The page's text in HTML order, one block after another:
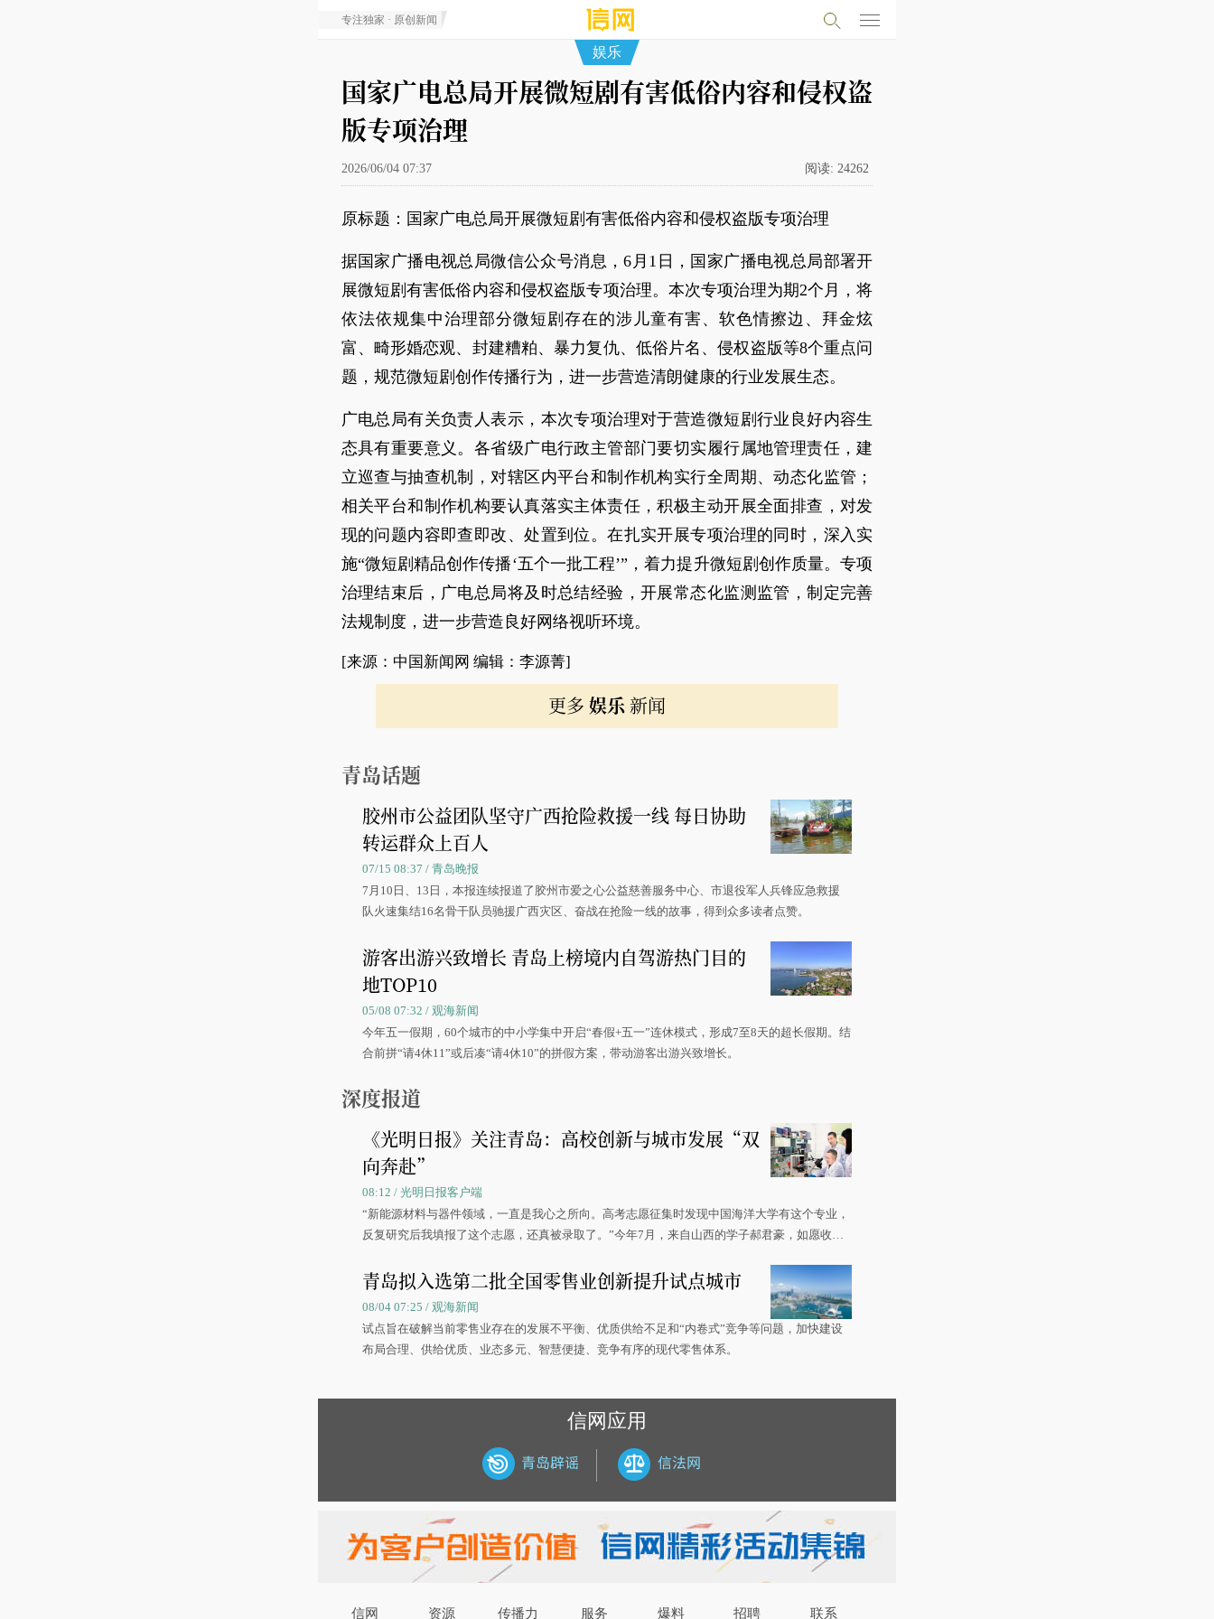
专注独家 · 原创新闻
娱乐
国家广电总局开展微短剧有害低俗内容和侵权盗
版专项治理
2026/06/04 07:37 阅读: 24262
原标题：国家广电总局开展微短剧有害低俗内容和侵权盗版专项治理
据国家广播电视总局微信公众号消息，6月1日，国家广播电视总局部署开
展微短剧有害低俗内容和侵权盗版专项治理。本次专项治理为期2个月，将
依法依规集中治理部分微短剧存在的涉儿童有害、软色情擦边、拜金炫
富、畸形婚恋观、封建糟粕、暴力复仇、低俗片名、侵权盗版等8个重点问
题，规范微短剧创作传播行为，进一步营造清朗健康的行业发展生态。
广电总局有关负责人表示，本次专项治理对于营造微短剧行业良好内容生
态具有重要意义。各省级广电行政主管部门要切实履行属地管理责任，建
立巡查与抽查机制，对辖区内平台和制作机构实行全周期、动态化监管；
相关平台和制作机构要认真落实主体责任，积极主动开展全面排查，对发
现的问题内容即查即改、处置到位。在扎实开展专项治理的同时，深入实
施“微短剧精品创作传播‘五个一批工程’”，着力提升微短剧创作质量。专项
治理结束后，广电总局将及时总结经验，开展常态化监测监管，制定完善
法规制度，进一步营造良好网络视听环境。
[来源：中国新闻网 编辑：李源菁]
更多 娱乐新闻
青岛话题
胶州市公益团队坚守广西抢险救援一线 每日协助
转运群众上百人
07/15 08:37 / 青岛晚报
7月10日、13日，本报连续报道了胶州市爱之心公益慈善服务中心、市退役军人兵锋应急救援
队火速集结16名骨干队员驰援广西灾区、奋战在抢险一线的故事，得到众多读者点赞。
游客出游兴致增长 青岛上榜境内自驾游热门目的
地TOP10
05/08 07:32 / 观海新闻
今年五一假期，60个城市的中小学集中开启“春假+五一”连休模式，形成7至8天的超长假期。结
合前拼“请4休11”或后凑“请4休10”的拼假方案，带动游客出游兴致增长。
深度报道
《光明日报》关注青岛：高校创新与城市发展“双
向奔赴”
08:12 / 光明日报客户端
“新能源材料与器件领域，一直是我心之所向。高考志愿征集时发现中国海洋大学有这个专业，
反复研究后我填报了这个志愿，还真被录取了。”今年7月，来自山西的学子郝君豪，如愿收到
青岛拟入选第二批全国零售业创新提升试点城市
08/04 07:25 / 观海新闻
试点旨在破解当前零售业存在的发展不平衡、优质供给不足和“内卷式”竞争等问题，加快建设
布局合理、供给优质、业态多元、智慧便捷、竞争有序的现代零售体系。
信网应用
信网 资源 传播力 服务 爆料 招聘 联系